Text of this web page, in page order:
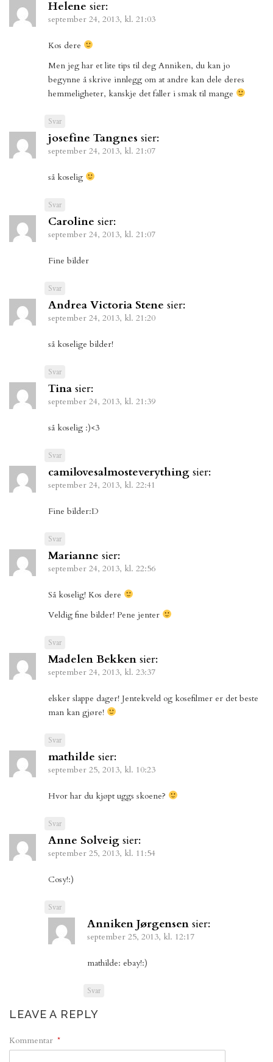
Helene sier:
september 24, 2013, kl. 21:03
Kos dere
Men jeg har et lite tips til deg Anniken, du kan jo
begynne å skrive innlegg om at andre kan dele deres
hemmeligheter, kanskje det faller i smak til mange
Svar
josefine Tangnes sier:
september 24, 2013, kl. 21:07
så koselig
Svar
Caroline sier:
september 24, 2013, kl. 21:07
Fine bilder
Svar
Andrea Victoria Stene sier:
september 24, 2013, kl. 21:20
så koselige bilder!
Svar
Tina sier:
september 24, 2013, kl. 21:39
så koselig :)<3
Svar
camilovesalmosteverything sier:
september 24, 2013, kl. 22:41
Fine bilder:D
Svar
Marianne sier:
september 24, 2013, kl. 22:56
Så koselig! Kos dere
Veldig fine bilder! Pene jenter
Svar
Madelen Bekken sier:
september 24, 2013, kl. 23:37
elsker slappe dager! Jentekveld og kosefilmer er det beste
man kan gjøre!
Svar
mathilde sier:
september 25, 2013, kl. 10:23
Hvor har du kjøpt uggs skoene?
Svar
Anne Solveig sier:
september 25, 2013, kl. 11:54
Cosy!:)
Svar
Anniken Jørgensen sier:
september 25, 2013, kl. 12:17
mathilde: ebay!:)
Svar
LEAVE A REPLY
Kommentar *